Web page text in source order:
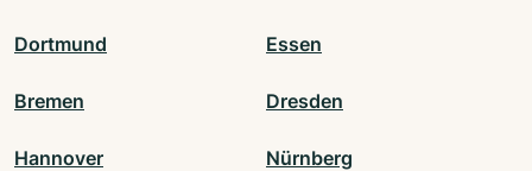
Dortmund Essen
Bremen Dresden
Hannover Nürnberg